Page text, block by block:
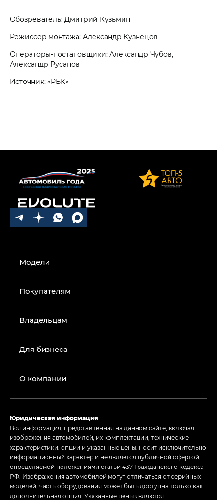
Обозреватель: Дмитрий Кузьмин
Режиссёр монтажа: Александр Кузнецов
Операторы-постановщики: Александр Чубов,
Александр Русанов
Источник: «РБК»
Модели
Покупателям
Владельцам
Для бизнеса
О компании
Юридическая информация
Вся информация, представленная на данном сайте, включая
изображения автомобилей, их комплектации, технические
характеристики, опции и указанные цены, носит исключительно
информационный характер и не является публичной офертой,
определяемой положениями статьи 437 Гражданского кодекса
РФ. Изображения автомобилей могут отличаться от серийных
моделей, часть оборудования может быть доступна только как
дополнительная опция. Указанные цены являются